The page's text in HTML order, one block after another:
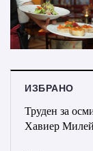
ИЗБРАНО
Труден за
Хавиер